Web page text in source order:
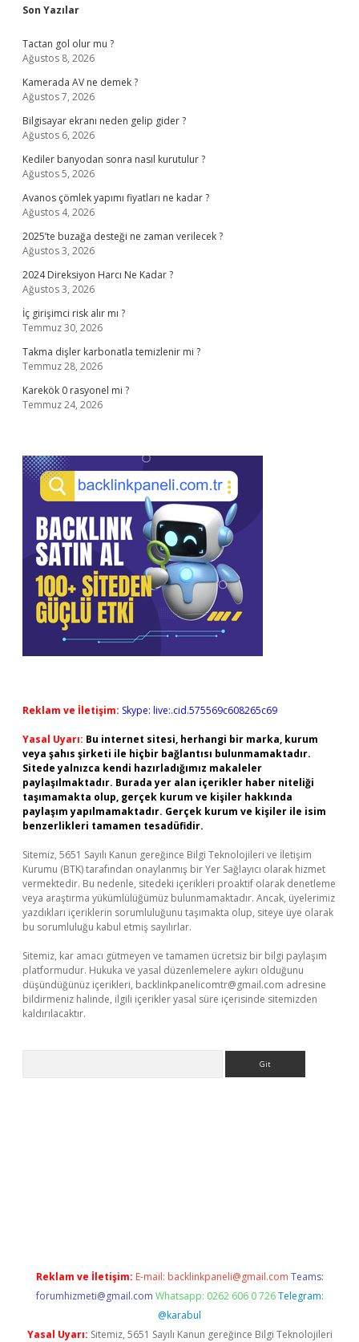
Sidebar
Son Yazılar
Tactan gol olur mu ?
Ağustos 8, 2026
Kamerada AV ne demek ?
Ağustos 7, 2026
Bilgisayar ekranı neden gelip gider ?
Ağustos 6, 2026
Kediler banyodan sonra nasıl kurutulur ?
Ağustos 5, 2026
Avanos çömlek yapımı fiyatları ne kadar ?
Ağustos 4, 2026
2025’te buzağa desteği ne zaman verilecek ?
Ağustos 3, 2026
2024 Direksiyon Harcı Ne Kadar ?
Ağustos 3, 2026
İç girişimci risk alır mı ?
Temmuz 30, 2026
Takma dişler karbonatla temizlenir mi ?
Temmuz 28, 2026
Karekök 0 rasyonel mi ?
Temmuz 24, 2026
Reklam ve İletişim: Skype: live:.cid.575569c608265c69
Yasal Uyarı: Bu internet sitesi, herhangi bir marka, kurum
veya şahıs şirketi ile hiçbir bağlantısı bulunmamaktadır.
Sitede yalnızca kendi hazırladığımız makaleler
paylaşılmaktadır. Burada yer alan içerikler haber niteliği
taşımamakta olup, gerçek kurum ve kişiler hakkında
paylaşım yapılmamaktadır. Gerçek kurum ve kişiler ile isim
benzerlikleri tamamen tesadüfidir.
Sitemiz, 5651 Sayılı Kanun gereğince Bilgi Teknolojileri ve İletişim
Kurumu (BTK) tarafından onaylanmış bir Yer Sağlayıcı olarak hizmet
vermektedir. Bu nedenle, sitedeki içerikleri proaktif olarak denetleme
veya araştırma yükümlülüğümüz bulunmamaktadır. Ancak, üyelerimiz
yazdıkları içeriklerin sorumluluğunu taşımakta olup, siteye üye olarak
bu sorumluluğu kabul etmiş sayılırlar.
Sitemiz, kar amacı gütmeyen ve tamamen ücretsiz bir bilgi paylaşım
platformudur. Hukuka ve yasal düzenlemelere aykırı olduğunu
düşündüğünüz içerikleri, backlinkpanelicomtr@gmail.com adresine
bildirmeniz halinde, ilgili içerikler yasal süre içerisinde sitemizden
kaldırılacaktır.
Reklam ve İletişim: E-mail: backlinkpaneli@gmail.com Teams:
forumhizmeti@gmail.com Whatsapp: 0262 606 0 726 Telegram:
@karabul
Yasal Uyarı: Sitemiz, 5651 Sayılı Kanun gereğince Bilgi Teknolojileri